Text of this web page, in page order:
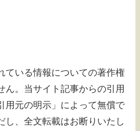
ている情報についての著作権
ん。当サイト記事からの引用
用元の明示」によって無償で
し、全文転載はお断りいたし